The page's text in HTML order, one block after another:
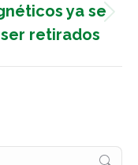
ya se
retirados